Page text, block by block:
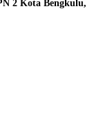
2 Kota Bengkulu,